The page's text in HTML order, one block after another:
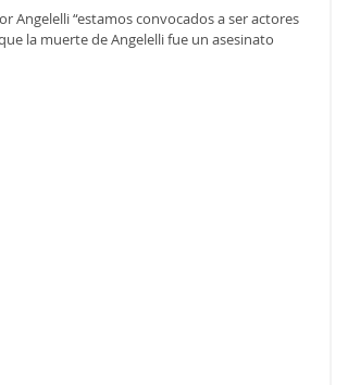
Angelelli “estamos convocados a ser actores
la muerte de Angelelli fue un asesinato